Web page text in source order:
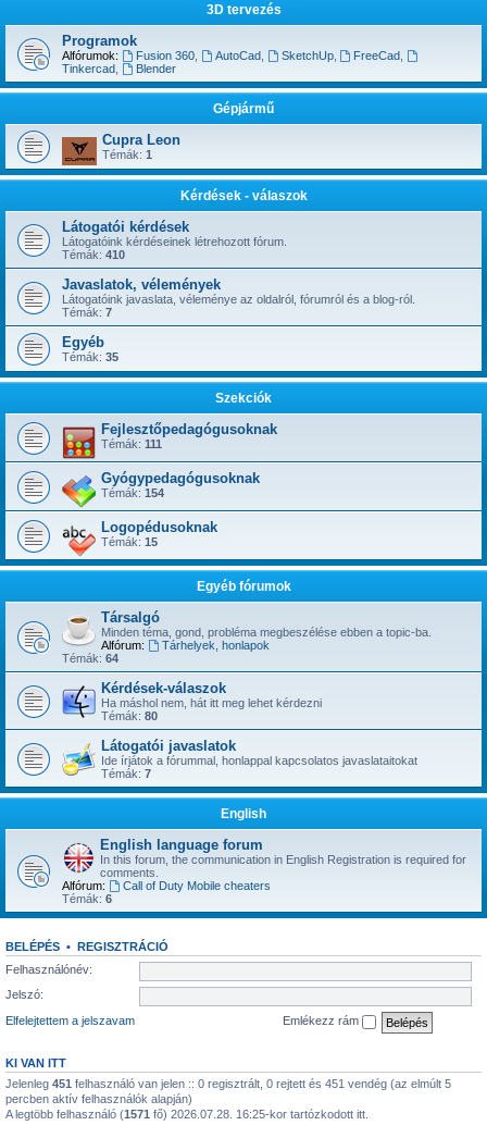
3D tervezés
Programok
Alfórumok: Fusion 360, AutoCad, SketchUp, FreeCad
Tinkercad
Blender
Gépjármű
Cupra Leon
Témák: 1
Kérdések - válaszok
Látogatói kérdések
Látogatóink kérdéseinek létrehozott fórum.
Témák: 410
Javaslatok, vélemények
Látogatóink javaslata, véleménye az oldalról, fórumról és a blog-ról.
Témák: 7
Egyéb
Témák: 35
Szekciók
Fejlesztőpedagógusoknak
Témák: 111
Gyógypedagógusoknak
Témák: 154
Logopédusoknak
Témák: 15
Egyéb fórumok
Társalgó
Minden téma, gond, probléma megbeszélése ebben a topic-ba.
Alfórum:
Tárhelyek, honlapok
Témák: 64
Kérdések-válaszok
Ha máshol nem, hát itt meg lehet kérdezni
Témák: 80
Látogatói javaslatok
Ide írjátok a fórummal, honlappal kapcsolatos javaslataitokat
Témák: 7
English
English language forum
In this forum, the communication in English Registration is required for
comments.
Alfórum:
Call of Duty Mobile cheaters
Témák: 6
BELÉPÉS • REGISZTRÁCIÓ
Felhasználónév:
Jelszó:
Elfelejtettem a jelszavam
Emlékezz rám
KI VAN ITT
Jelenleg 451 felhasználó van jelen :: 0 regisztrált, 0 rejtett és 451 vendég (az elmúlt 5
percben aktív felhasználók alapján)
A legtöbb felhasználó (1571 fő) 2026.07.28. 16:25-kor tartózkodott itt.